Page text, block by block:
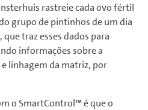
rastreie cada ovo fértil
grupo de pintinhos de um dia
traz esses dados para
informações sobre a
linhagem da matriz, por
o SmartControl™ é que o